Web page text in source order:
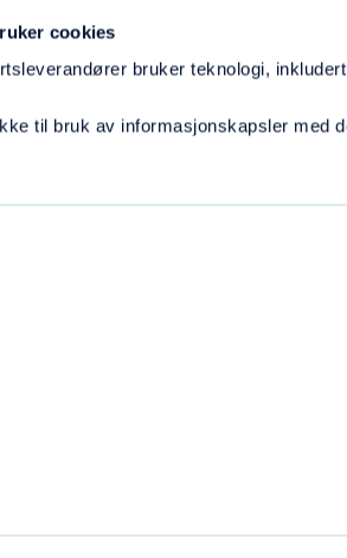
cookies
bruker teknologi,
til bruk av informasjonskapsler med